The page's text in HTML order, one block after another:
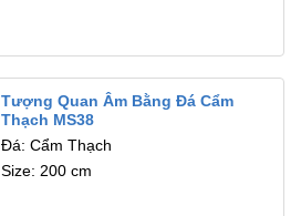
Tượng Quan Âm Bằng Đá Cẩm
Thạch MS38
Đá: Cẩm Thạch
Size: 200 cm